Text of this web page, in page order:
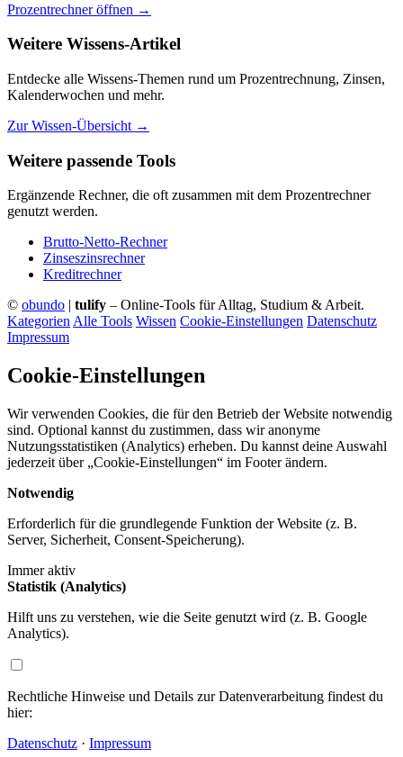
Prozentrechner öffnen →
Weitere Wissens-Artikel
Entdecke alle Wissens-Themen rund um Prozentrechnung, Zinsen,
Kalenderwochen und mehr.
Zur Wissen-Übersicht →
Weitere passende Tools
Ergänzende Rechner, die oft zusammen mit dem Prozentrechner
genutzt werden.
Brutto-Netto-Rechner
Zinseszinsrechner
Kreditrechner
© obundo tulify – Online-Tools für Alltag, Studium & Arbeit.
KategorienAlle Tools Wissen Cookie-Einstellungen Datenschutz
Impressum
Cookie-Einstellungen
Wir verwenden Cookies, die für den Betrieb der Website notwendig
sind. Optional kannst du zustimmen, dass wir anonyme
Nutzungsstatistiken (Analytics) erheben. Du kannst deine Auswahl
jederzeit über „Cookie-Einstellungen“ im Footer ändern.
Notwendig
Erforderlich für die grundlegende Funktion der Website (z. B.
Server, Sicherheit, Consent-Speicherung).
Immer aktiv
Statistik (Analytics)
Hilft uns zu verstehen, wie die Seite genutzt wird (z. B. Google
Analytics).
Rechtliche Hinweise und Details zur Datenverarbeitung findest du
hier:
Datenschutz · Impressum